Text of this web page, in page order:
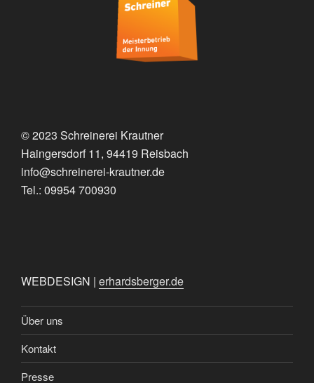
© 2023 Schreinerei Krautner
Haingersdorf 11, 94419 Reisbach
info@schreinerei-krautner.de
Tel.: 09954 700930
WEBDESIGN | erhardsberger.de
Über uns
Kontakt
Presse